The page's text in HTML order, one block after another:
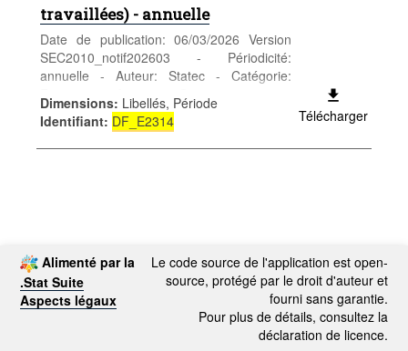
travaillées) - annuelle
Date de publication: 06/03/2026 Version
SEC2010_notif202603 - Périodicité:
annuelle - Auteur: Statec - Catégorie:
Economie et finances - Comptes nationaux
- Mots-clés: comptes annuels, NACE Rev.
2, heures travaillées, non-employées, HRN
Dimensions: Libellés, Période
Identifiant: DF_E2314 Télécharger
Alimenté par la
.Stat Suite
Aspects légaux
Le code source de l'application est open-
source, protégé par le droit d'auteur et
fourni sans garantie.
Pour plus de détails, consultez la
déclaration de licence.